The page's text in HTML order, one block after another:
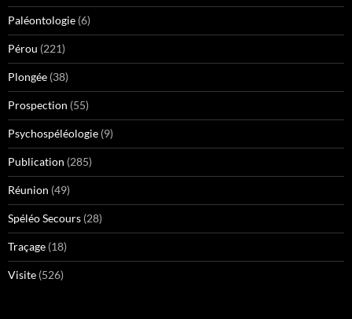
Paléontologie (6)
Pérou (221)
Plongée (38)
Prospection (55)
Psychospéléologie (9)
Publication (285)
Réunion (49)
Spéléo Secours (28)
Traçage (18)
Visite (526)